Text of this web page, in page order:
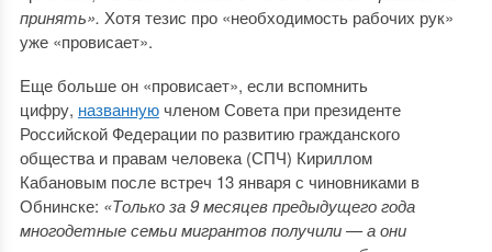
принять». Хотя тезис про «необходимость рабочих рук»
уже «провисает».
Еще больше он «провисает», если вспомнить
цифру, названнуючленом Совета при президенте
Российской Федерации по развитию гражданского
общества и правам человека (СПЧ) Кириллом
Кабановым после встреч 13 января с чиновниками в
Обнинске: «Только за 9 месяцев предыдущего года
многодетные семьи мигрантов получили — а они